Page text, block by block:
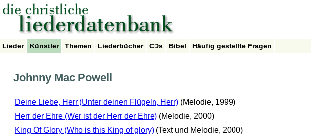
Lieder Künstler Themen Liederbücher CDs Bibel Häufig gestellte Fragen
Johnny Mac Powell
Deine Liebe, Herr (Unter deinen Flügeln, Herr) (Melodie, 1999)
Herr der Ehre (Wer ist der Herr der Ehre) (Melodie, 2000)
King Of Glory (Who is this King of glory) (Text und Melodie, 2000)